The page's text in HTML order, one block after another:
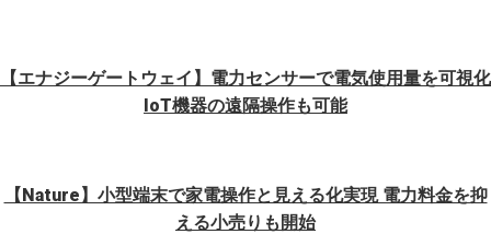
【エナジーゲートウェイ】電力センサーで電気使用量を可視化
IoT機器の遠隔操作も可能
【Nature】小型端末で家電操作と見える化実現 電力料金を抑
える小売りも開始